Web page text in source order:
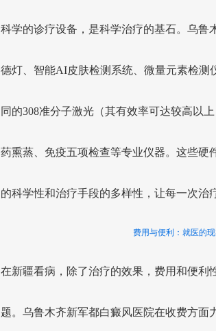
科学的诊疗设备，是科学治疗的基石。乌鲁
德灯、智能AI皮肤检测系统、微量元素检测
同的308准分子激光（其有效率可达较高以
药熏蒸、免疫五项检查等专业仪器。这些硬
的科学性和治疗手段的多样性，让每一次治
费用与便利：就医的
在新疆看病，除了治疗的效果，费用和便利
题。乌鲁木齐新军都白癜风医院在收费方面